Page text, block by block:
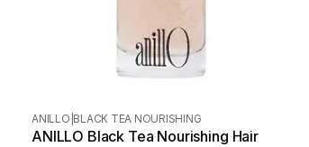
ANILLO BLACK TEA NOURISHING
ANILLO Black Tea Nourishing Hair